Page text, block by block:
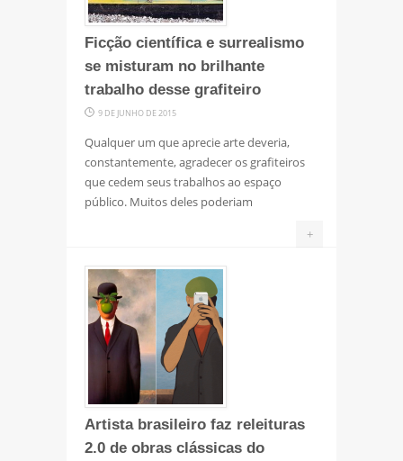
Ficção científica e surrealismo
se misturam no brilhante
trabalho desse grafiteiro
9 DE JUNHO DE 2015
Qualquer um que aprecie arte deveria,
constantemente, agradecer os grafiteiros
que cedem seus trabalhos ao espaço
público. Muitos deles poderiam
+
Artista brasileiro faz releituras
2.0 de obras clássicas do